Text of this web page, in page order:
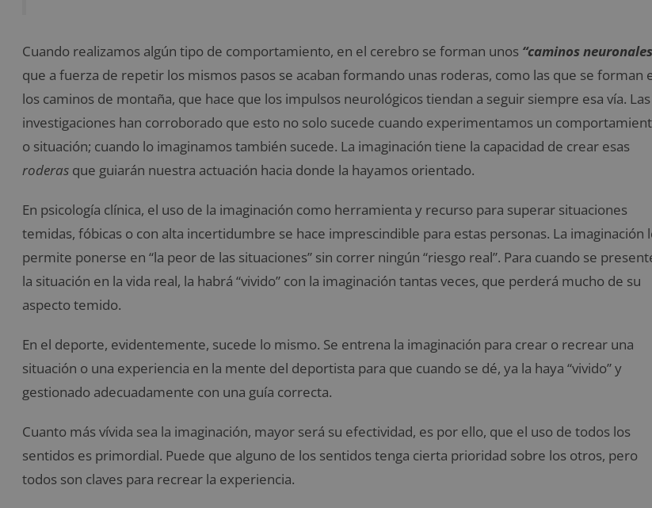
Cuando realizamos algún tipo de comportamiento, en el cerebro se forman unos “caminos
que a fuerza de repetir los mismos pasos se acaban formando unas roderas, como las que se forman
los caminos de montaña, que hace que los impulsos neurológicos tiendan a seguir siempre esa vía. Las
investigaciones han corroborado que esto no solo sucede cuando experimentamos un
o situación; cuando lo imaginamos también sucede. La imaginación tiene la capacidad de crear esas
roderas que guiarán nuestra actuación hacia donde la hayamos orientado.
En psicología clínica, el uso de la imaginación como herramienta y recurso para superar situaciones
temidas, fóbicas o con alta incertidumbre se hace imprescindible para estas personas. La imaginación
permite ponerse en “la peor de las situaciones” sin correr ningún “riesgo real”. Para cuando se
la situación en la vida real, la habrá “vivido” con la imaginación tantas veces, que perderá mucho de su
aspecto temido.
En el deporte, evidentemente, sucede lo mismo. Se entrena la imaginación para crear o recrear una
situación o una experiencia en la mente del deportista para que cuando se dé, ya la haya “vivido” y
gestionado adecuadamente con una guía correcta.
Cuanto más vívida sea la imaginación, mayor será su efectividad, es por ello, que el uso de todos los
sentidos es primordial. Puede que alguno de los sentidos tenga cierta prioridad sobre los otros, pero
todos son claves para recrear la experiencia.